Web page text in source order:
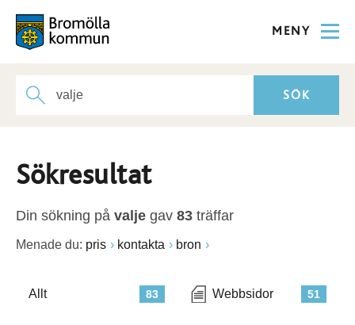
MENY
Sökresultat
Din sökning på valje gav 83 träffar
Menade du: pris kontakta bron
83
Allt 51
Webbsidor